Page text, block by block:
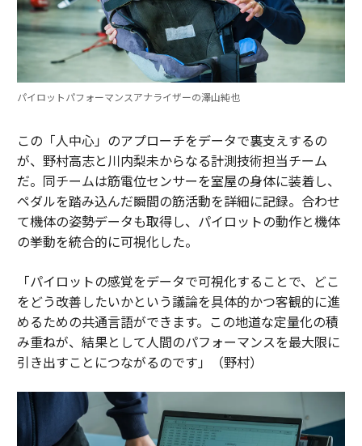
パイロットパフォーマンスアナライザーの澤山純也
この「人中心」のアプローチをデータで裏支えするの
が、野村高志と川内梨未からなる計測技術担当チーム
だ。同チームは筋電位センサーを室屋の身体に装着し、
ペダルを踏み込んだ瞬間の筋活動を詳細に記録。合わせ
て機体の姿勢データも取得し、パイロットの動作と機体
の挙動を統合的に可視化した。
「パイロットの感覚をデータで可視化することで、どこ
をどう改善したいかという議論を具体的かつ客観的に進
めるための共通言語ができます。この地道な定量化の積
み重ねが、結果として人間のパフォーマンスを最大限に
引き出すことにつながるのです」（野村）